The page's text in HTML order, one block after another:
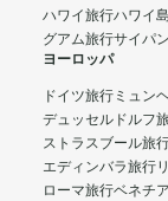
ハワイ旅行ハワイ
グアム旅行サイパ
ヨーロッパ
ドイツ旅行 ミュン
デュッセルドルフ
ストラスブール旅
エディンバラ旅行
ローマ旅行ベネチ